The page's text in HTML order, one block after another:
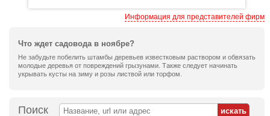
Информация для представителей фирм
Что ждет садовода в ноябре?
Не забудьте побелить штамбы деревьев известковым раствором и обвязать
молодые деревья от повреждений грызунами. Также следует начинать
укрывать кусты на зиму и розы листвой или торфом.
Поиск